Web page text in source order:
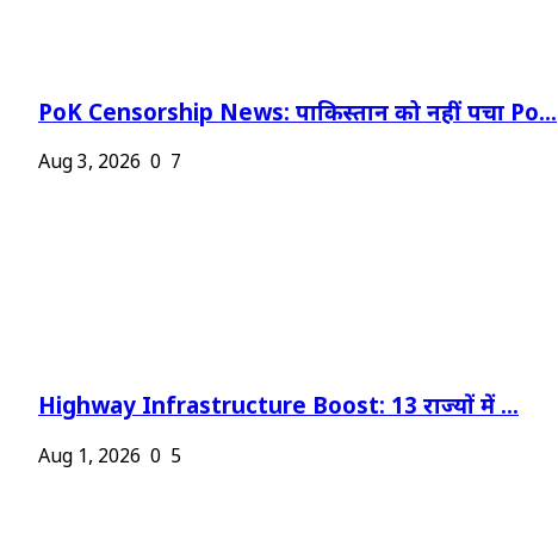
PoK Censorship News: पाकिस्तान को नहीं पचा Po...
Aug 3, 2026 0 7
Highway Infrastructure Boost: 13 राज्यों में ...
Aug 1, 2026 0 5